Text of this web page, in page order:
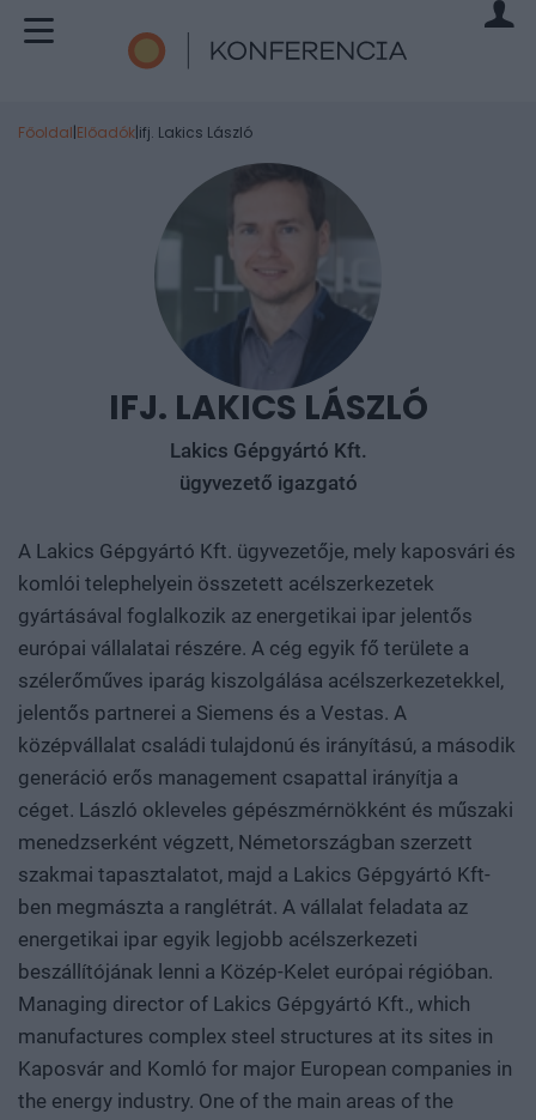
Főoldal|Előadók|ifj. Lakics László
IFJ. LAKICS LÁSZLÓ
Lakics Gépgyártó Kft.
ügyvezető igazgató
A Lakics Gépgyártó Kft. ügyvezetője, mely kaposvári és
komlói telephelyein összetett acélszerkezetek
gyártásával foglalkozik az energetikai ipar jelentős
európai vállalatai részére. A cég egyik fő területe a
szélerőműves iparág kiszolgálása acélszerkezetekkel,
jelentős partnerei a Siemens és a Vestas. A
középvállalat családi tulajdonú és irányítású, a második
generáció erős management csapattal irányítja a
céget. László okleveles gépészmérnökként és műszaki
menedzserként végzett, Németországban szerzett
szakmai tapasztalatot, majd a Lakics Gépgyártó Kft-
ben megmászta a ranglétrát. A vállalat feladata az
energetikai ipar egyik legjobb acélszerkezeti
beszállítójának lenni a Közép-Kelet európai régióban.
Managing director of Lakics Gépgyártó Kft., which
manufactures complex steel structures at its sites in
Kaposvár and Komló for major European companies in
the energy industry. One of the main areas of the